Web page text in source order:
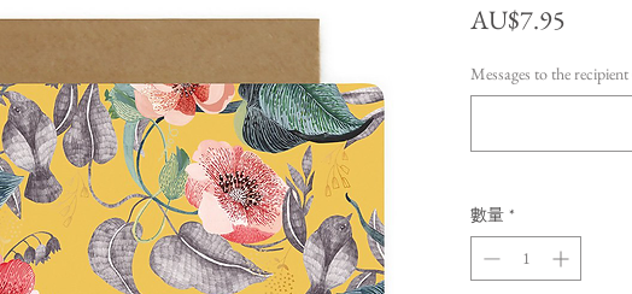
AU$7.95
Messages to the
數量 *